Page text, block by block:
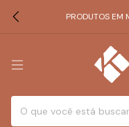
PRODUTOS EM